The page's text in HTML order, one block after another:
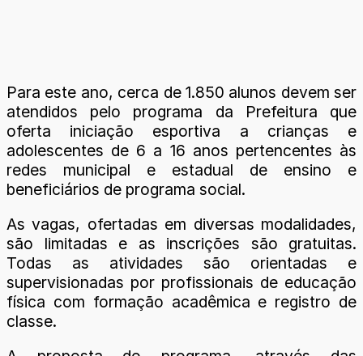
Para este ano, cerca de 1.850 alunos devem ser
atendidos pelo programa da Prefeitura que
oferta iniciação esportiva a crianças e
adolescentes de 6 a 16 anos pertencentes às
redes municipal e estadual de ensino e
beneficiários de programa social.
As vagas, ofertadas em diversas modalidades,
são limitadas e as inscrições são gratuitas.
Todas as atividades são orientadas e
supervisionadas por profissionais de educação
física com formação acadêmica e registro de
classe.